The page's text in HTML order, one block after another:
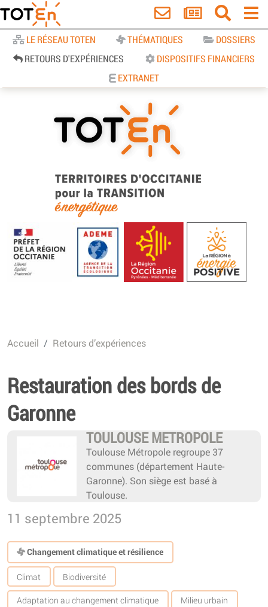
LE RÉSEAU TOTEN THÉMATIQUES
DOSSIERS
RETOURS D'EXPÉRIENCES
DISPOSITIFS FINANCIERS
EXTRANET
TOTEn Occitanie | Territoires
d’Occitanie pour la Transition
Energétique
Accueil Retours d’expériences
Restauration des bords de
Garonne
TOULOUSE METROPOLE
Toulouse Métropole regroupe 37
communes (département Haute-
Garonne). Son siège est basé à
Toulouse.
11 septembre 2025
Changement climatique et résilience
Climat Biodiversité
Adaptation au changement climatique Milieu urbain